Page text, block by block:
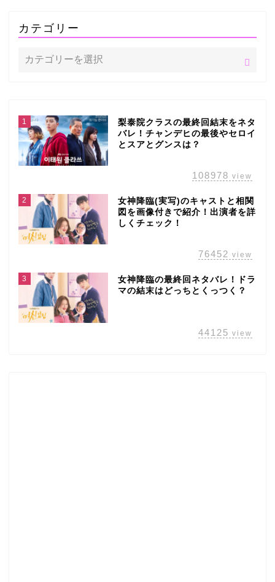
カテゴリー
1
梨泰院クラスの最終回結末をネタ
バレ！チャンデヒの最後やセロイ
とスアとグンスは？
108978 view
2
女神降臨(実写)のキャストと相関
図を画像付きで紹介！出演者を詳
しくチェック！
76452 view
3
女神降臨の最終回ネタバレ！ドラ
マの結末はどっちとくっつく？
44125 view